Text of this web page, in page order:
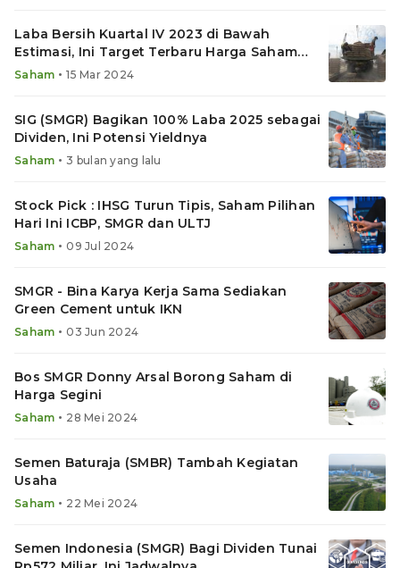
Laba Bersih Kuartal IV 2023 di Bawah
Estimasi, Ini Target Terbaru Harga Saham
SMGR
Saham • 15 Mar 2024
SIG (SMGR) Bagikan 100% Laba 2025 sebagai
Dividen, Ini Potensi Yieldnya
Saham • 3 bulan yang lalu
Stock Pick : IHSG Turun Tipis, Saham Pilihan
Hari Ini ICBP, SMGR dan ULTJ
Saham • 09 Jul 2024
SMGR - Bina Karya Kerja Sama Sediakan
Green Cement untuk IKN
Saham • 03 Jun 2024
Bos SMGR Donny Arsal Borong Saham di
Harga Segini
Saham • 28 Mei 2024
Semen Baturaja (SMBR) Tambah Kegiatan
Usaha
Saham • 22 Mei 2024
Semen Indonesia (SMGR) Bagi Dividen Tunai